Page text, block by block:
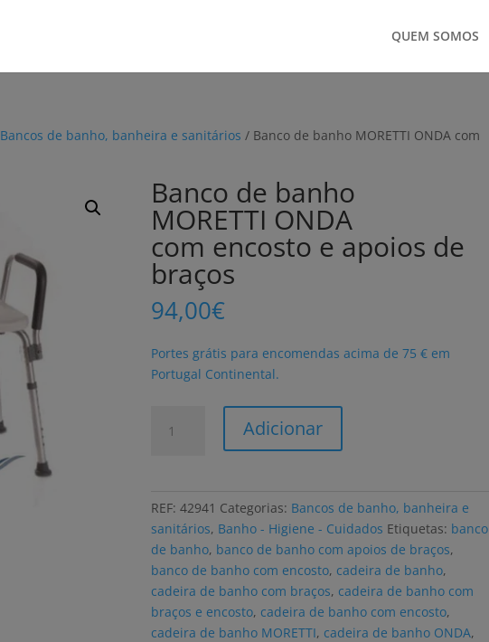
QUEM SOMOS
Bancos de banho, banheira e sanitários / Banco de banho MORETTI ONDA com
Banco de banho
MORETTI ONDA
com encosto e apoios de
braços
94,00€
Portes grátis para encomendas acima de 75 € em
Portugal Continental.
MORETTI
ONDA
com
encosto
e
apoios
Adicionar
REF:42941 Categorias: Bancos de banho, banheira e
sanitários, Banho - Higiene - Cuidados Etiquetas: banco
de banho, banco de banho com apoios de braços,
banco de banho com encosto, cadeira de banho,
cadeira de banho com braços, cadeira de banho com
braços e encosto, cadeira de banho com encosto,
cadeira de banho MORETTI, cadeira de banho ONDA,